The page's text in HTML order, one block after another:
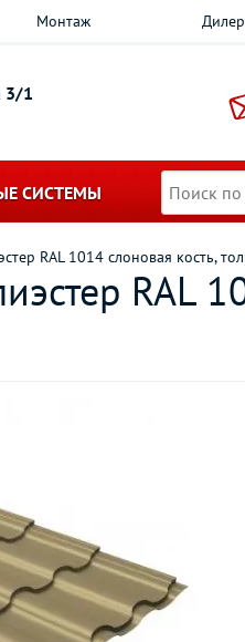
Монтаж
3/1
СИСТЕМЫ
RAL 1014 слоновая кость,
RAL